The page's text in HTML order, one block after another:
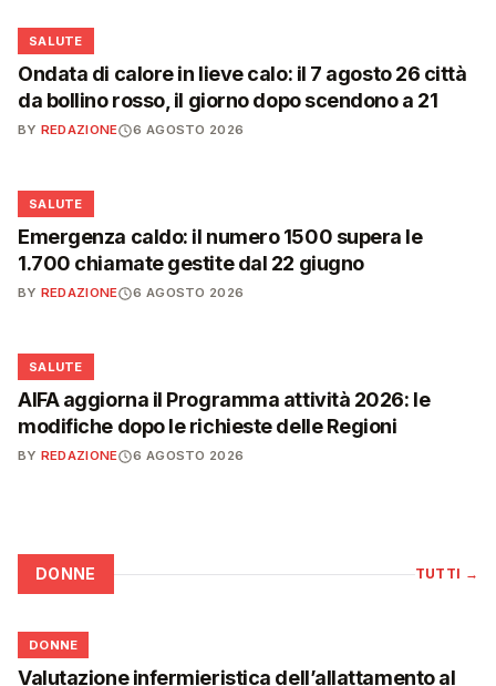
❤️
SALUTE
Ondata di calore in lieve calo: il 7 agosto 26 città
da bollino rosso, il giorno dopo scendono a 21
BY REDAZIONE 6 AGOSTO 2026
❤️
SALUTE
Emergenza caldo: il numero 1500 supera le
1.700 chiamate gestite dal 22 giugno
BY REDAZIONE 6 AGOSTO 2026
❤️
SALUTE
AIFA aggiorna il Programma attività 2026: le
modifiche dopo le richieste delle Regioni
BY REDAZIONE 6 AGOSTO 2026
DONNE TUTTI →
🌸
DONNE
Valutazione infermieristica dell’allattamento al